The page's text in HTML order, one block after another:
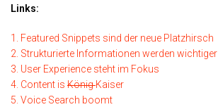
Links:
1. Featured Snippets sind der neue Platzhirsch
2. Strukturierte Informationen werden wichtiger
3. User Experience steht im Fokus
4. Content is KönigKaiser
5. Voice Search boomt